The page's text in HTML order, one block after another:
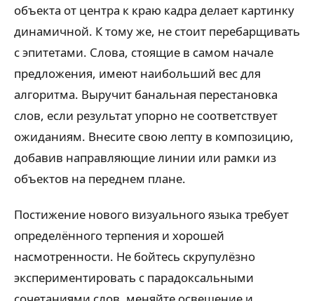
объекта от центра к краю кадра делает картинку
динамичной. К тому же, не стоит перебарщивать
с эпитетами. Слова, стоящие в самом начале
предложения, имеют наибольший вес для
алгоритма. Выручит банальная перестановка
слов, если результат упорно не соответствует
ожиданиям. Внесите свою лепту в композицию,
добавив направляющие линии или рамки из
объектов на переднем плане.
Постижение нового визуального языка требует
определённого терпения и хорошей
насмотренности. Не бойтесь скрупулёзно
экспериментировать с парадоксальными